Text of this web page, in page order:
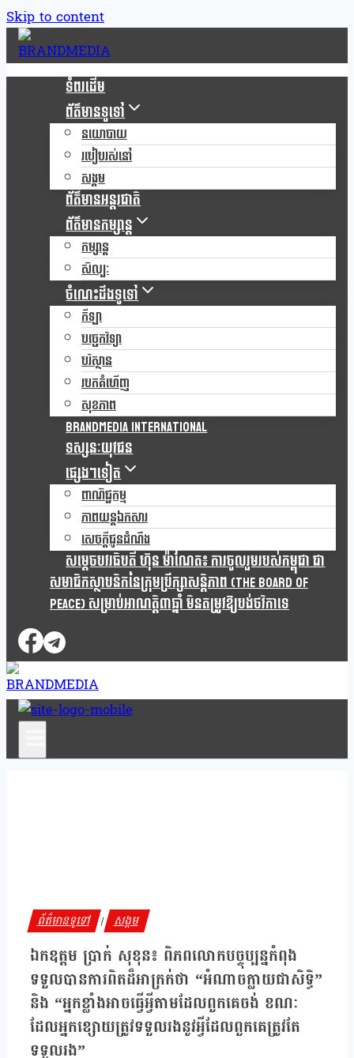
Skip to content
ទំពរដើម
ព័ត៌មានទូទៅ
នយោបាយ
របៀបរស់នៅ
សង្គម
ព័ត៌មានអន្តរជាតិ
ព័ត៌មានកម្សាន្ត
កម្សាន្ត
សិល្បៈ
ចំណេះដឹងទូទៅ
កីឡា
បច្ចេកវិទ្យា
បរិស្ថាន
របកគំហើញ
សុខភាព
Brandmedia international
ទស្សនៈយុវជន
ផ្សេងៗទៀត
ពាណិជ្ជកម្ម
ភាពយន្តឯកសារ
សេចក្តីជូនដំណឹង
សម្តេចបវរធិបតី ហ៊ុន ម៉ាណែត៖ ការចូលរួមរបស់កម្ពុជា ជា
សមាជិកស្ថាបនិកនៃក្រុមប្រឹក្សាសន្តិភាព (The Board Of
Peace) សម្រាប់អាណត្តិ៣ឆ្នាំ មិនតម្រូវឱ្យបង់ថវិកាទេ
ព័ត៌មានទូទៅ | សង្គម
ឯកឧត្តម ប្រាក់ សុខុន៖ ពិភពលោកបច្ចុប្បន្នកំពុង
ទទួលបានការពិតដ៏អាក្រក់ថា “អំណាចក្លាយជាសិទ្ធិ”
និង “អ្នកខ្លាំងអាចធ្វើអ្វីតាមដែលពួកគេចង់ ខណៈ
ដែលអ្នកខ្សោយត្រូវទទួលរងនូវអ្វីដែលពួកគេត្រូវតែ
ទទួលរង”